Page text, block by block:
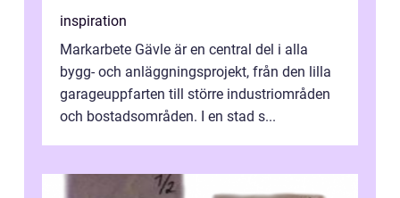
inspiration
Markarbete Gävle är en central del i alla
bygg- och anläggningsprojekt, från den lilla
garageuppfarten till större industriområden
och bostadsområden. I en stad s...